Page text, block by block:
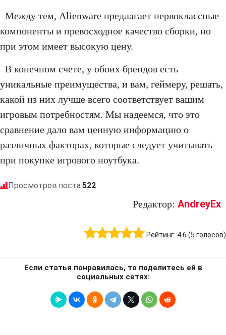
Между тем, Alienware предлагает первоклассные
компоненты и превосходное качество сборки, но
при этом имеет высокую цену.
В конечном счете, у обоих брендов есть
уникальные преимущества, и вам, геймеру, решать,
какой из них лучше всего соответствует вашим
игровым потребностям. Мы надеемся, что это
сравнение дало вам ценную информацию о
различных факторах, которые следует учитывать
при покупке игрового ноутбука.
Просмотров поста:522
Редактор: AndreyEx
Рейтинг: 4.6 (5 голосов)
Если статья понравилась, то поделитесь ей в
социальных сетях: